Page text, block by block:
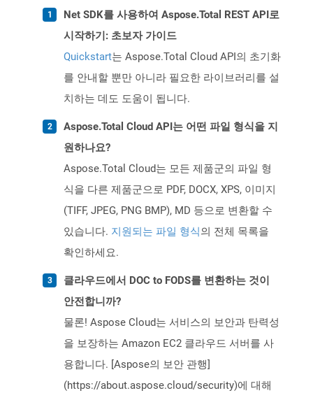
Net SDK를 사용하여 Aspose.Total REST API로
시작하기: 초보자 가이드
Quickstart는 Aspose.Total Cloud API의 초기화
를 안내할 뿐만 아니라 필요한 라이브러리를 설
치하는 데도 도움이 됩니다.
Aspose.Total Cloud API는 어떤 파일 형식을 지
원하나요?
Aspose.Total Cloud는 모든 제품군의 파일 형
식을 다른 제품군으로 PDF, DOCX, XPS, 이미지
(TIFF, JPEG, PNG BMP), MD 등으로 변환할 수
있습니다. 지원되는 파일 형식의 전체 목록을
확인하세요.
클라우드에서 DOC to FODS를 변환하는 것이
안전합니까?
물론! Aspose Cloud는 서비스의 보안과 탄력성
을 보장하는 Amazon EC2 클라우드 서버를 사
용합니다. [Aspose의 보안 관행]
(https://about.aspose.cloud/security)에 대해